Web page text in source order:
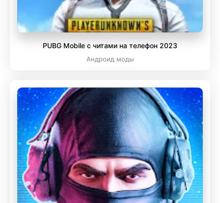
PUBG Mobile с читами на телефон 2023
Андроид моды